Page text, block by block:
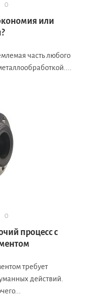
0
или
часть любого
0
процесс с
требует
действий.